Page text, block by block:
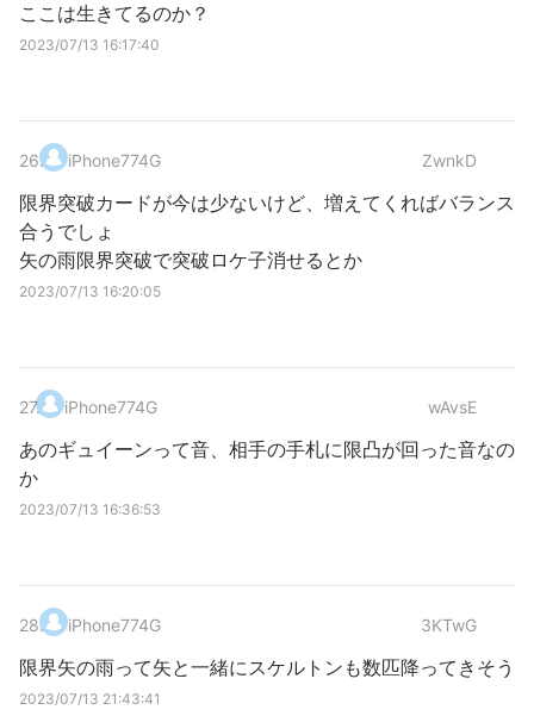
ここは生きてるのか？
2023/07/13 16:17:40
26. iPhone774G ZwnkD
限界突破カードが今は少ないけど、増えてくればバランス
合うでしょ
矢の雨限界突破で突破ロケ子消せるとか
2023/07/13 16:20:05
27. iPhone774G wAvsE
あのギュイーンって音、相手の手札に限凸が回った音なの
か
2023/07/13 16:36:53
28. iPhone774G 3KTwG
限界矢の雨って矢と一緒にスケルトンも数匹降ってきそう
2023/07/13 21:43:41